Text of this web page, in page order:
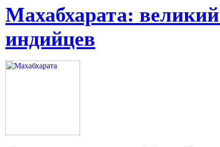
Махабхарата:
индийцев